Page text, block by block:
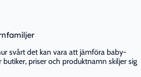
svårt det kan vara att jämföra baby-
priser och produktnamn skiljer sig